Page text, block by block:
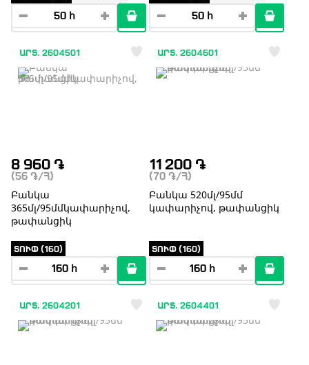
ԱՐՏ. 2604501
8 960 ֏
(56 ֏ /Հ)
Բանկա
365մլ/95մմկափարիչով,
թափանցիկ
ՏՈՒՓ (160)
ԱՐՏ. 2604601
11 200 ֏
(70 ֏ /Հ)
Բանկա 520մլ/95մմ
կափարիչով, թափանցիկ
ՏՈՒՓ (160)
ԱՐՏ. 2604201 ԱՐՏ. 2604401